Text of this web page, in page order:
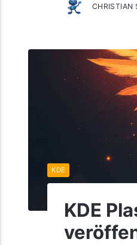
CHRISTIAN
KDE
KDE